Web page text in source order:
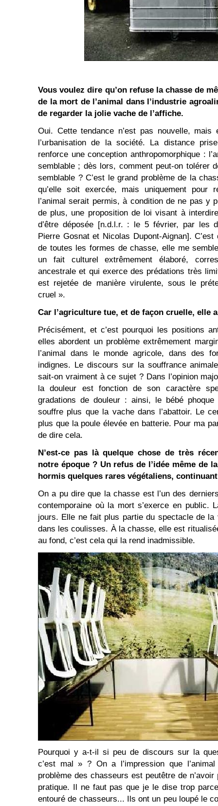
Vous voulez dire qu’on refuse la chasse de
de la mort de l’animal dans l’industrie
de regarder la jolie vache de l’affiche.
Oui. Cette tendance n’est pas nouvelle, mais
l’urbanisation de la société. La distance
renforce une conception anthropomorphique :
semblable ; dès lors, comment peut-on tolérer
semblable ? C’est le grand problème de la
qu’elle soit exercée, mais uniquement pour
l’animal serait permis, à condition de ne pas y
de plus, une proposition de loi visant à
d’être déposée [n.d.l.r. : le 5 février, par les
Pierre Gosnat et Nicolas Dupont-Aignan]. C’est
de toutes les formes de chasse, elle me
un fait culturel extrêmement élaboré,
ancestrale et qui exerce des prédations très
est rejetée de manière virulente, sous le
cruel ».
Car l’agriculture tue, et de façon cruelle, elle
Précisément, et c’est pourquoi les positions
elles abordent un problème extrêmement
l’animal dans le monde agricole, dans des
indignes. Le discours sur la souffrance
sait-on vraiment à ce sujet ? Dans l’opinion
la douleur est fonction de son caractère
gradations de douleur : ainsi, le bébé
souffre plus que la vache dans l’abattoir. Le
plus que la poule élevée en batterie. Pour ma
de dire cela.
N’est-ce pas là quelque chose de très
notre époque ? Un refus de l’idée même de
hormis quelques rares végétaliens,
On a pu dire que la chasse est l’un des
contemporaine où la mort s’exerce en public.
jours. Elle ne fait plus partie du spectacle de la
dans les coulisses. À la chasse, elle est
au fond, c’est cela qui la rend inadmissible.
Pourquoi y a-t-il si peu de discours sur la
c’est mal » ? On a l’impression que
problème des chasseurs est peutêtre de
pratique. Il ne faut pas que je le dise trop
entouré de chasseurs... Ils ont un peu loupé le